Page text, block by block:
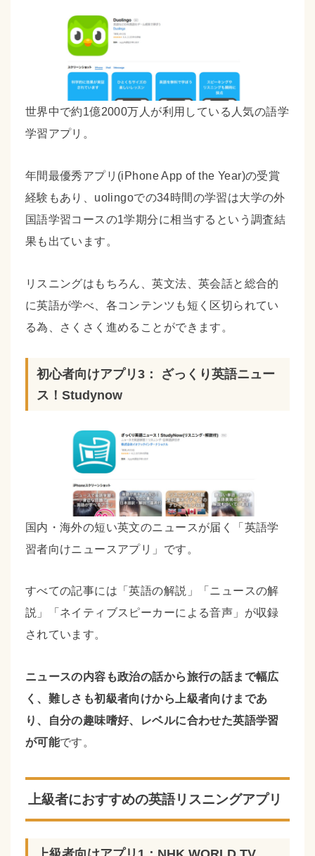
世界中で約1億2000万人が利用している人気の語学
学習アプリ。
年間最優秀アプリ(iPhone App of the Year)の受賞
経験もあり、uolingoでの34時間の学習は大学の外
国語学習コースの1学期分に相当するという調査結
果も出ています。
リスニングはもちろん、英文法、英会話と総合的
に英語が学べ、各コンテンツも短く区切られてい
る為、さくさく進めることができます。
初心者向けアプリ3： ざっくり英語ニュー
ス！Studynow
国内・海外の短い英文のニュースが届く「英語学
習者向けニュースアプリ」です。
すべての記事には「英語の解説」「ニュースの解
説」「ネイティブスピーカーによる音声」が収録
されています。
ニュースの内容も政治の話から旅行の話まで幅広
く、難しさも初級者向けから上級者向けまであ
り、自分の趣味嗜好、レベルに合わせた英語学習
が可能です。
上級者におすすめの英語リスニングアプリ